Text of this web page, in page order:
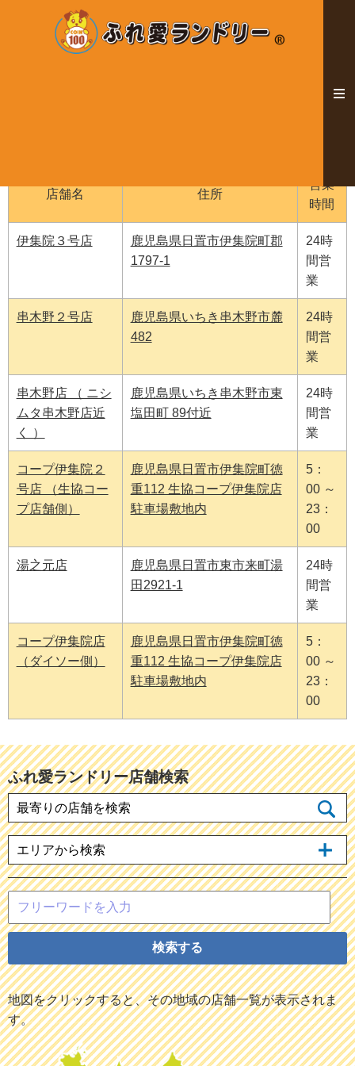
店舗名 住所
営業
時間
伊集院３号店
鹿児島県日置市伊集院町郡
1797-1
24時
間営
業
串木野２号店
鹿児島県いちき串木野市麓
482
24時
間営
業
串木野店 （ ニシ
ムタ串木野店近
く ）
鹿児島県いちき串木野市東
塩田町 89付近
24時
間営
業
コープ伊集院２
号店 （生協コー
プ店舗側）
鹿児島県日置市伊集院町徳
重112 生協コープ伊集院店
駐車場敷地内
5：
00 ～
23：
00
湯之元店
鹿児島県日置市東市来町湯
田2921-1
24時
間営
業
コープ伊集院店
（ダイソー側）
鹿児島県日置市伊集院町徳
重112 生協コープ伊集院店
駐車場敷地内
5：
00 ～
23：
00
ふれ愛ランドリー店舗検索
最寄りの店舗を検索
エリアから検索
鹿児島市内
いちき串木野・日置
南薩
北薩
姶良・伊佐・霧島
検索する
地図をクリックすると、その地域の店舗一覧が表示されま
す。